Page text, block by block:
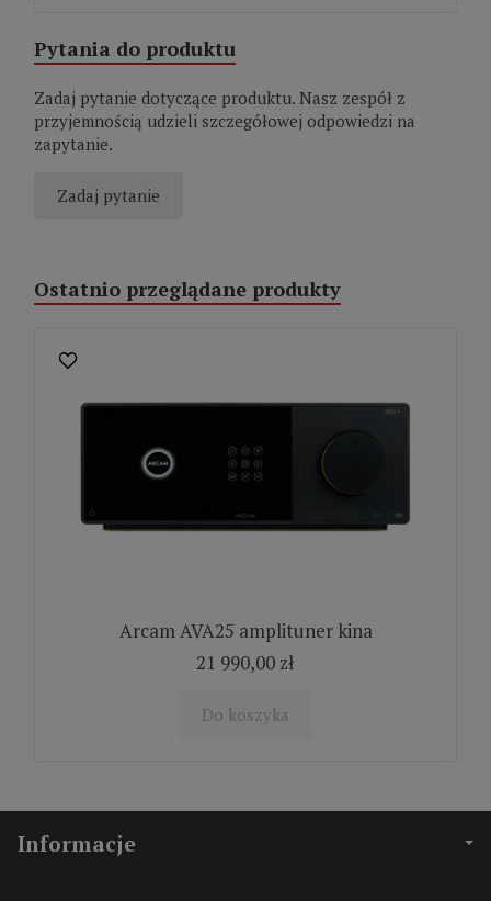
Pytania do produktu
Zadaj pytanie dotyczące produktu. Nasz zespół z
przyjemnością udzieli szczegółowej odpowiedzi na
zapytanie.
Zadaj pytanie
Ostatnio przeglądane produkty
Arcam AVA25 amplituner kina
21 990,00 zł
Do koszyka
Informacje